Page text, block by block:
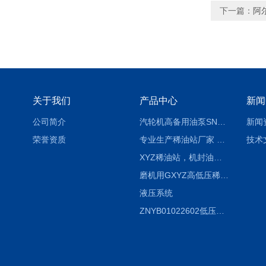
下一篇： 阿
关于我们
公司简介
荣誉资质
产品中心
磨机用GXYZ高低压稀油站，静压油润滑系统
液压系统
ZNYB01022602低压螺杆泵
新
新闻
技术